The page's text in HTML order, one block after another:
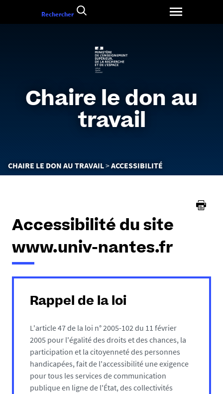
Chaire le don au
travail
Vous
êtes
CHAIRE LE DON AU TRAVAIL ACCESSIBILITÉ
Rechercher
Accessibilité du site
www.univ-nantes.fr
Rappel de la loi
L'article 47 de la loi n° 2005-102 du 11 février
2005 pour l'égalité des droits et des chances, la
participation et la citoyenneté des personnes
handicapées, fait de l'accessibilité une exigence
pour tous les services de communication
publique en ligne de l'État, des collectivités